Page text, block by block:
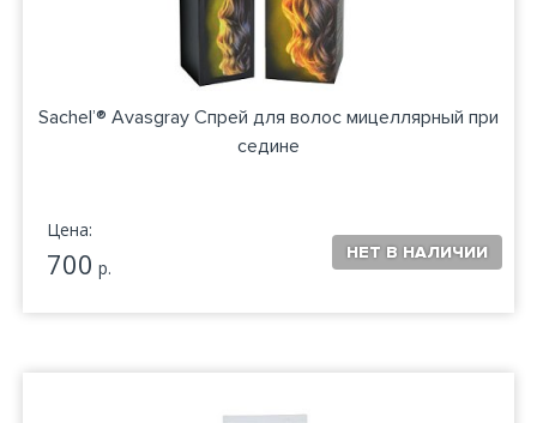
Sachel’® Avasgray Спрей для волос мицеллярный при
седине
Цена:
700 р.